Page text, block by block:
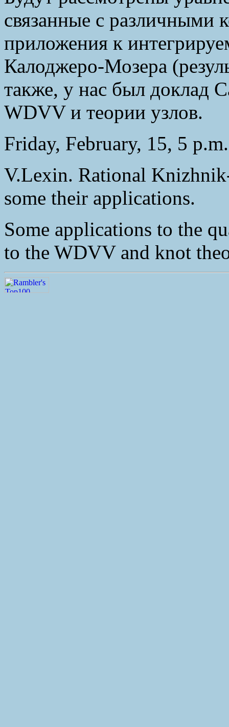
связанные с различными
приложения к
Калоджеро-Мозера
также, у нас был доклад
WDVV и теории узлов.
Friday, February, 15, 5
V.Lexin. Rational
some their applications.
Some applications to the
to the WDVV and knot